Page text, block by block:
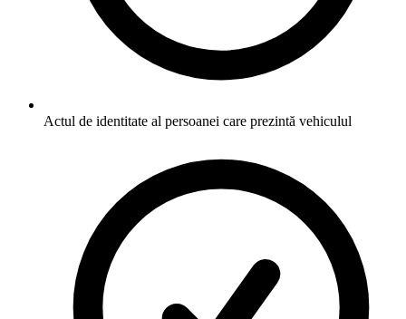
Actul de identitate al persoanei care prezintă vehiculul